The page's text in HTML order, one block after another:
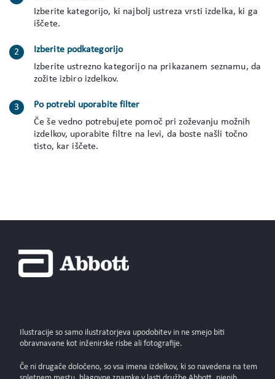
Izberite kategorijo, ki najbolj ustreza vrsti izdelka, ki ga
iščete.
Izberite podkategorijo
Izberite ustrezno kategorijo na prikazanem seznamu, da
zožite izbiro izdelkov.
Po potrebi uporabite filter
Če še vedno potrebujete pomoč pri zoževanju možnih
izdelkov, uporabite filtre na levi, da boste našli točno
tisto, kar iščete.
Ilustracije so samo ilustratorjeva upodobitev in ne smejo biti
obravnavane kot inženirske risbe ali fotografije.
Če ni drugače določeno, so vsa imena izdelkov, ki so navedena na tem